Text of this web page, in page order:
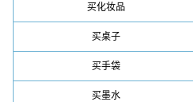
买化妆品
买桌子
买手袋
买墨水